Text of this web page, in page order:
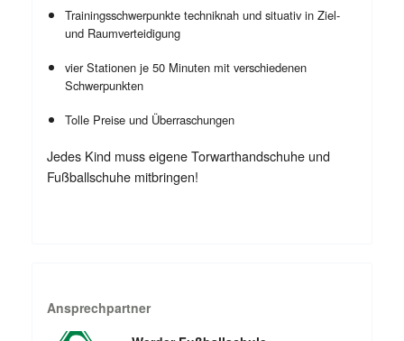
Trainingsschwerpunkte techniknah und situativ in Ziel-
und Raumverteidigung
vier Stationen je 50 Minuten mit verschiedenen
Schwerpunkten
Tolle Preise und Überraschungen
Jedes Kind muss eigene Torwarthandschuhe und
Fußballschuhe mitbringen!
Ansprechpartner